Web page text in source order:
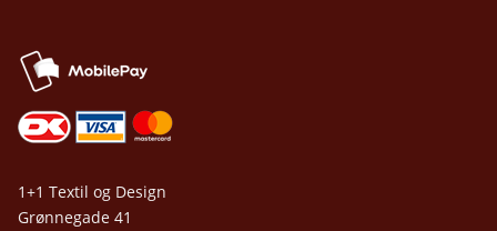
1+1 Textil og Design
Grønnegade 41